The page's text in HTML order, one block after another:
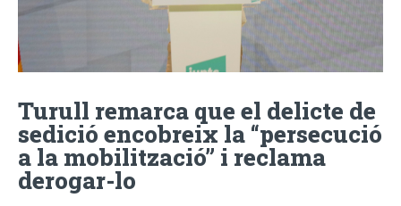
Turull remarca que el delicte de
sedició encobreix la “persecució
a la mobilització” i reclama
derogar-lo